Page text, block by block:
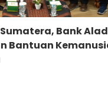
Bank
Bantuan